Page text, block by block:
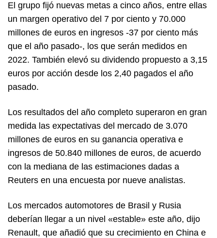
El grupo fijó nuevas metas a cinco años, entre ellas
un margen operativo del 7 por ciento y 70.000
millones de euros en ingresos -37 por ciento más
que el año pasado-, los que serán medidos en
2022. También elevó su dividendo propuesto a 3,15
euros por acción desde los 2,40 pagados el año
pasado.
Los resultados del año completo superaron en gran
medida las expectativas del mercado de 3.070
millones de euros en su ganancia operativa e
ingresos de 50.840 millones de euros, de acuerdo
con la mediana de las estimaciones dadas a
Reuters en una encuesta por nueve analistas.
Los mercados automotores de Brasil y Rusia
deberían llegar a un nivel «estable» este año, dijo
Renault, que añadió que su crecimiento en China e